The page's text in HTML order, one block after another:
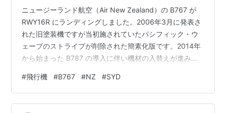
ニュージーランド航空（Air New Zealand）の B767 が
RWY16R にランディングしました。2006年3月に発表さ
れた旧塗装機ですが当初施されていたパシフィック・ウ
ェーブのストライプが削除された簡素化版です。2014年
から始まった B787 の導入に伴い機材の入替えが進みこ
た。現在はエア・トランスポート・インターナショナル
（Air Transport International：ATI）によるオペレーショ
ンでアマゾン・エア（Amazon Air）として運航されてい
#飛行機 #B767 #NZ #SYD